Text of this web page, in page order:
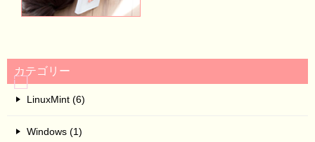
カテゴリー
LinuxMint (6)
Windows (1)